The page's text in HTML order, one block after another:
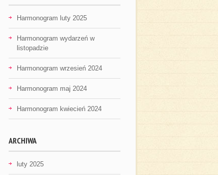
Harmonogram luty 2025
Harmonogram wydarzeń w
listopadzie
Harmonogram wrzesień 2024
Harmonogram maj 2024
Harmonogram kwiecień 2024
ARCHIWA
luty 2025